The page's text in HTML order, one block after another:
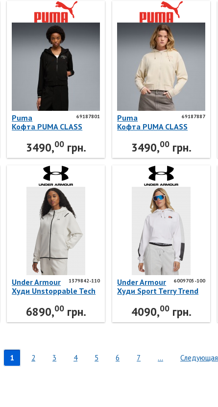
69187801
Puma
Кофта PUMA CLASS
69187801 Puma
3490,00грн.
69187887
Puma
Кофта PUMA CLASS
69187887 Puma
3490,00грн.
1379842-110
Under Armour
Худи Unstoppable Tech
Under Armour
6890,00грн.
6009705-100
Under Armour
Худи Sport Terry Trend
Under Armour
4090,00грн.
1 2 3 4 5 6 7 ... Следующая